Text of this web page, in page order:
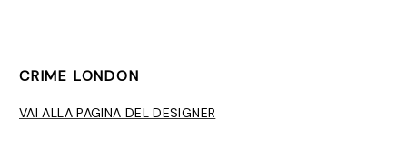
CRIME LONDON
VAI ALLA PAGINA DEL DESIGNER